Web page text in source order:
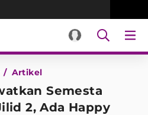
Artikel
Semesta
2, Ada Happy